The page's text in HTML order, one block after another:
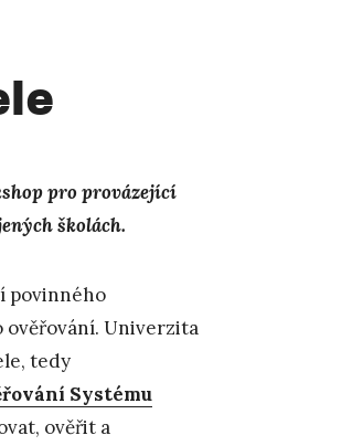
pro provázející
školách.
povinného
Univerzita
tedy
Systému
ověřit a